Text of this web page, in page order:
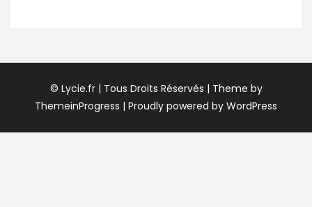
© Lycie.fr | Tous Droits Réservés | Theme by
ThemeinProgress | Proudly powered by WordPress